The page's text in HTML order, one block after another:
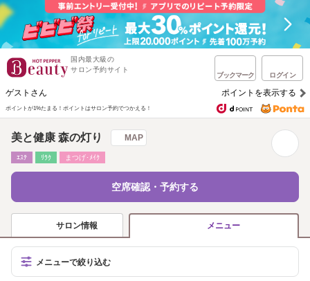
国内最大級の
サロン予約サイト
ブックマーク ログイン
ゲストさん ポイントを表示する
ポイントが1%たまる！ ポイントはサロン予約でつかえる！
美と健康 森の灯り MAP
ｴｽﾃ ﾘﾗｸ まつげ･ﾒｲｸ
空席確認・予約する
サロン情報 メニュー
メニューで絞り込む